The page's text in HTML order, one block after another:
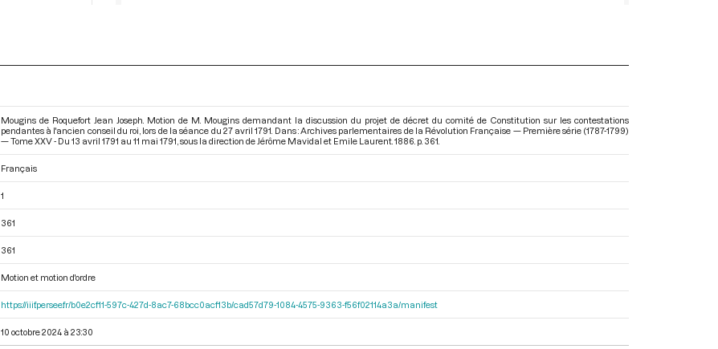
Mougins de Roquefort Jean Joseph. Motion de M. Mougins demandant la discussion du projet de décret du comité de Constitution sur les contestations
pendantes à l'ancien conseil du roi, lors de la séance du 27 avril 1791. Dans : Archives parlementaires de la Révolution Française — Première série (1787-1799)
— Tome XXV - Du 13 avril 1791 au 11 mai 1791 , sous la direction de Jérôme Mavidal et Emile Laurent. 1886. p. 361.
Français
1
361
361
Motion et motion d'ordre
https://iiif.persee.fr/b0e2cf11-597c-427d-8ac7-68bcc0acf13b/cad57d79-1084-4575-9363-f56f02114a3a/manifest
10 octobre 2024 à 23:30